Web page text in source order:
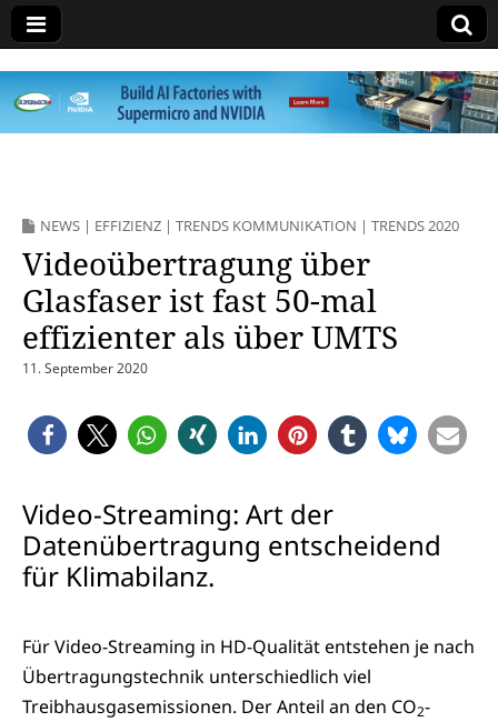
manage it
NEWS | EFFIZIENZ | TRENDS KOMMUNIKATION | TRENDS 2020
Videoübertragung über
Glasfaser ist fast 50-mal
effizienter als über UMTS
11. September 2020
Video-Streaming: Art der
Datenübertragung entscheidend
für Klimabilanz.
Für Video-Streaming in HD-Qualität entstehen je nach
Übertragungstechnik unterschiedlich viel
Treibhausgasemissionen. Der Anteil an den CO2-